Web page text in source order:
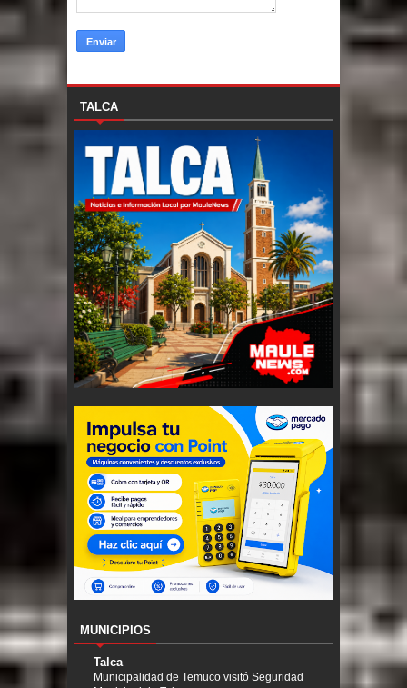
TALCA
MUNICIPIOS
Talca
Municipalidad de Temuco visitó Seguridad